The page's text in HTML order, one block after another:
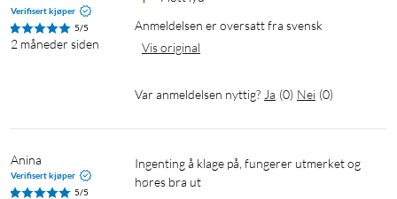
1x hurtigguide
1x sikkerhetsinstruksjoner
Verifisert kjøper
5/5
2 måneder siden
Anmeldelsen er oversatt fra svensk
Vis original
Var anmeldelsen nyttig? Ja (0) Nei (0)
Anina
Verifisert kjøper
5/5
Ingenting å klage på, fungerer utmerket og
høres bra ut